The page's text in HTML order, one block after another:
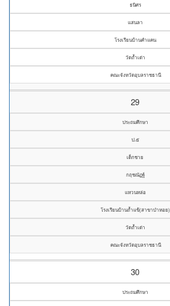
ธนิศร
แสนลา
โรงเรียนบ้านคำแคน
วัดถ้ำเต่า
คณะจังหวัดอุบลราชธานี
29
ประถมศึกษา
ป.๕
เด็กชาย
กฤชณัฏฐ์
แหวนหล่อ
โรงเรียนบ้านถ้ำแข้(สาขาบ๋าหอย)
วัดถ้ำเต่า
คณะจังหวัดอุบลราชธานี
30
ประถมศึกษา